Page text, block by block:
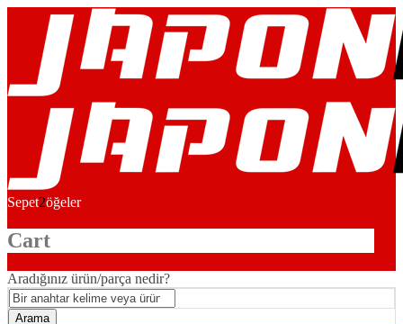
Sepet2öğeler
Cart
Aradığınız ürün/parça nedir?